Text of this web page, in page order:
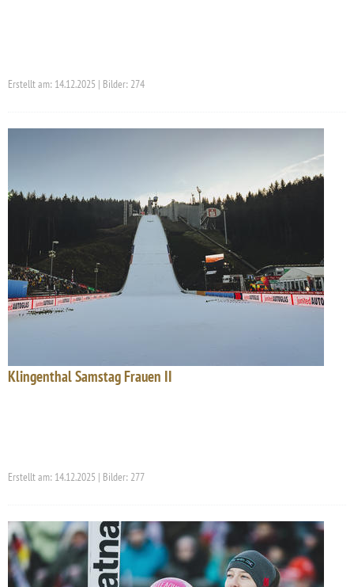
Erstellt am: 14.12.2025 | Bilder: 274
Klingenthal Samstag Frauen II
Erstellt am: 14.12.2025 | Bilder: 277